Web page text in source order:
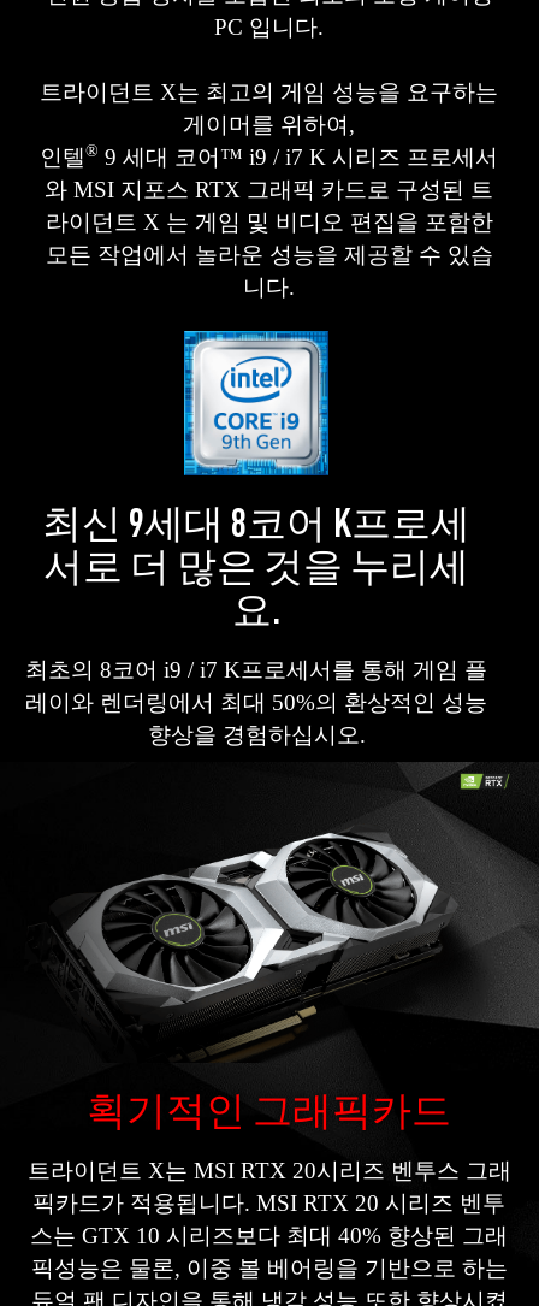
PC 입니다.
트라이던트 X는 최고의 게임 성능을 요구하는
게이머를 위하여,
인텔® 9 세대 코어™ i9 / i7 K 시리즈 프로세서
와 MSI 지포스 RTX 그래픽 카드로 구성된 트
라이던트 X 는 게임 및 비디오 편집을 포함한
모든 작업에서 놀라운 성능을 제공할 수 있습
니다.
최신 9세대 8코어 K프로세
서로 더 많은 것을 누리세
요.
최초의 8코어 i9 / i7 K프로세서를 통해 게임 플
레이와 렌더링에서 최대 50%의 환상적인 성능
향상을 경험하십시오.
획기적인 그래픽카드
트라이던트 X는 MSI RTX 20시리즈 벤투스 그래
픽카드가 적용됩니다. MSI RTX 20 시리즈 벤투
스는 GTX 10 시리즈보다 최대 40% 향상된 그래
픽성능은 물론, 이중 볼 베어링을 기반으로 하는
듀얼 팬 디자인을 통해 냉각 성능 또한 향상시켰